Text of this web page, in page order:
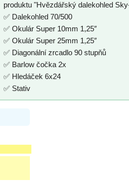
produktu "Hvězdářský dalekohled
✅ Dalekohled 70/500
✅ Okulár Super 10mm 1,25″
✅ Okulár Super 25mm 1,25″
✅ Diagonální zrcadlo 90 stupňů
✅ Barlow čočka 2x
✅ Hledáček 6х24
✅ Stativ